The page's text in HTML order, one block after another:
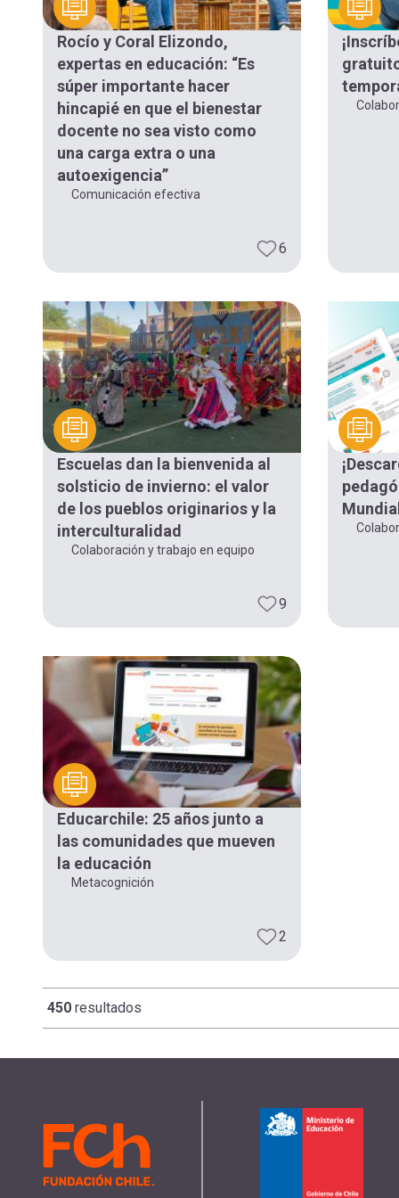
navegación
Rocío y Coral Elizondo,
expertas en educación: “Es
súper importante hacer
hincapié en que el bienestar
docente no sea visto como
una carga extra o una
autoexigencia”
Comunicación efectiva
6
Escuelas dan la bienvenida al
solsticio de invierno: el valor
de los pueblos originarios y la
interculturalidad
Colaboración y trabajo en equipo
9
Educarchile: 25 años junto a
las comunidades que mueven
la educación
Metacognición
2
450 resultados
Paginación